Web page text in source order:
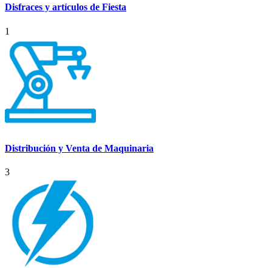
Disfraces y artículos de Fiesta
1
Distribución y Venta de Maquinaria
3